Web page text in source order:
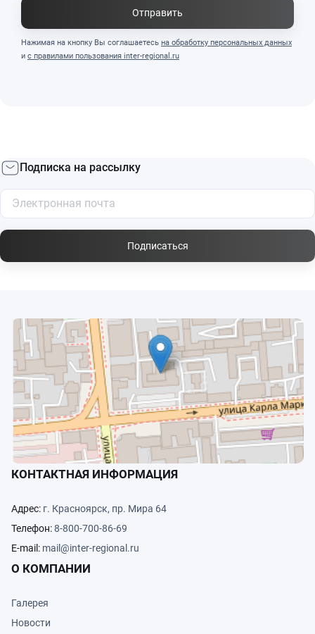
Отправить
Нажимая на кнопку Вы соглашаетесь на обработку персональных данных
и с правилами пользования inter-regional.ru
Подписка на рассылку
Подписаться
КОНТАКТНАЯ ИНФОРМАЦИЯ
Адрес: г. Красноярск, пр. Мира 64
Телефон:8-800-700-86-69
E-mail: mail@inter-regional.ru
О КОМПАНИИ
Галерея
Новости